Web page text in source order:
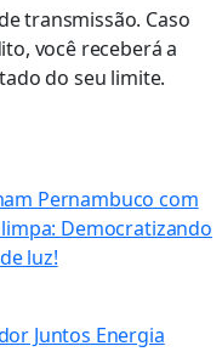
transmissão. Caso
você receberá a
do seu limite.
Pernambuco com
Democratizando
luz!
Juntos Energia